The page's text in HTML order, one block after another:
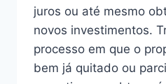
juros ou até mesmo
novos investimentos.
processo em que o
bem já quitado ou